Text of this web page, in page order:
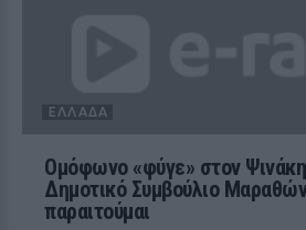
ΕΛΛΆΔΑ
Ομόφωνο «φύγε» στον
Δημοτικό Συμβούλιο
παραιτούμαι